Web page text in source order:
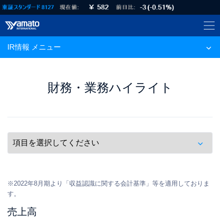
IR情報 メニュー
財務・業務ハイライト
※2022年8月期より「収益認識に関する会計基準」等を適用しておりま
す。
売上高